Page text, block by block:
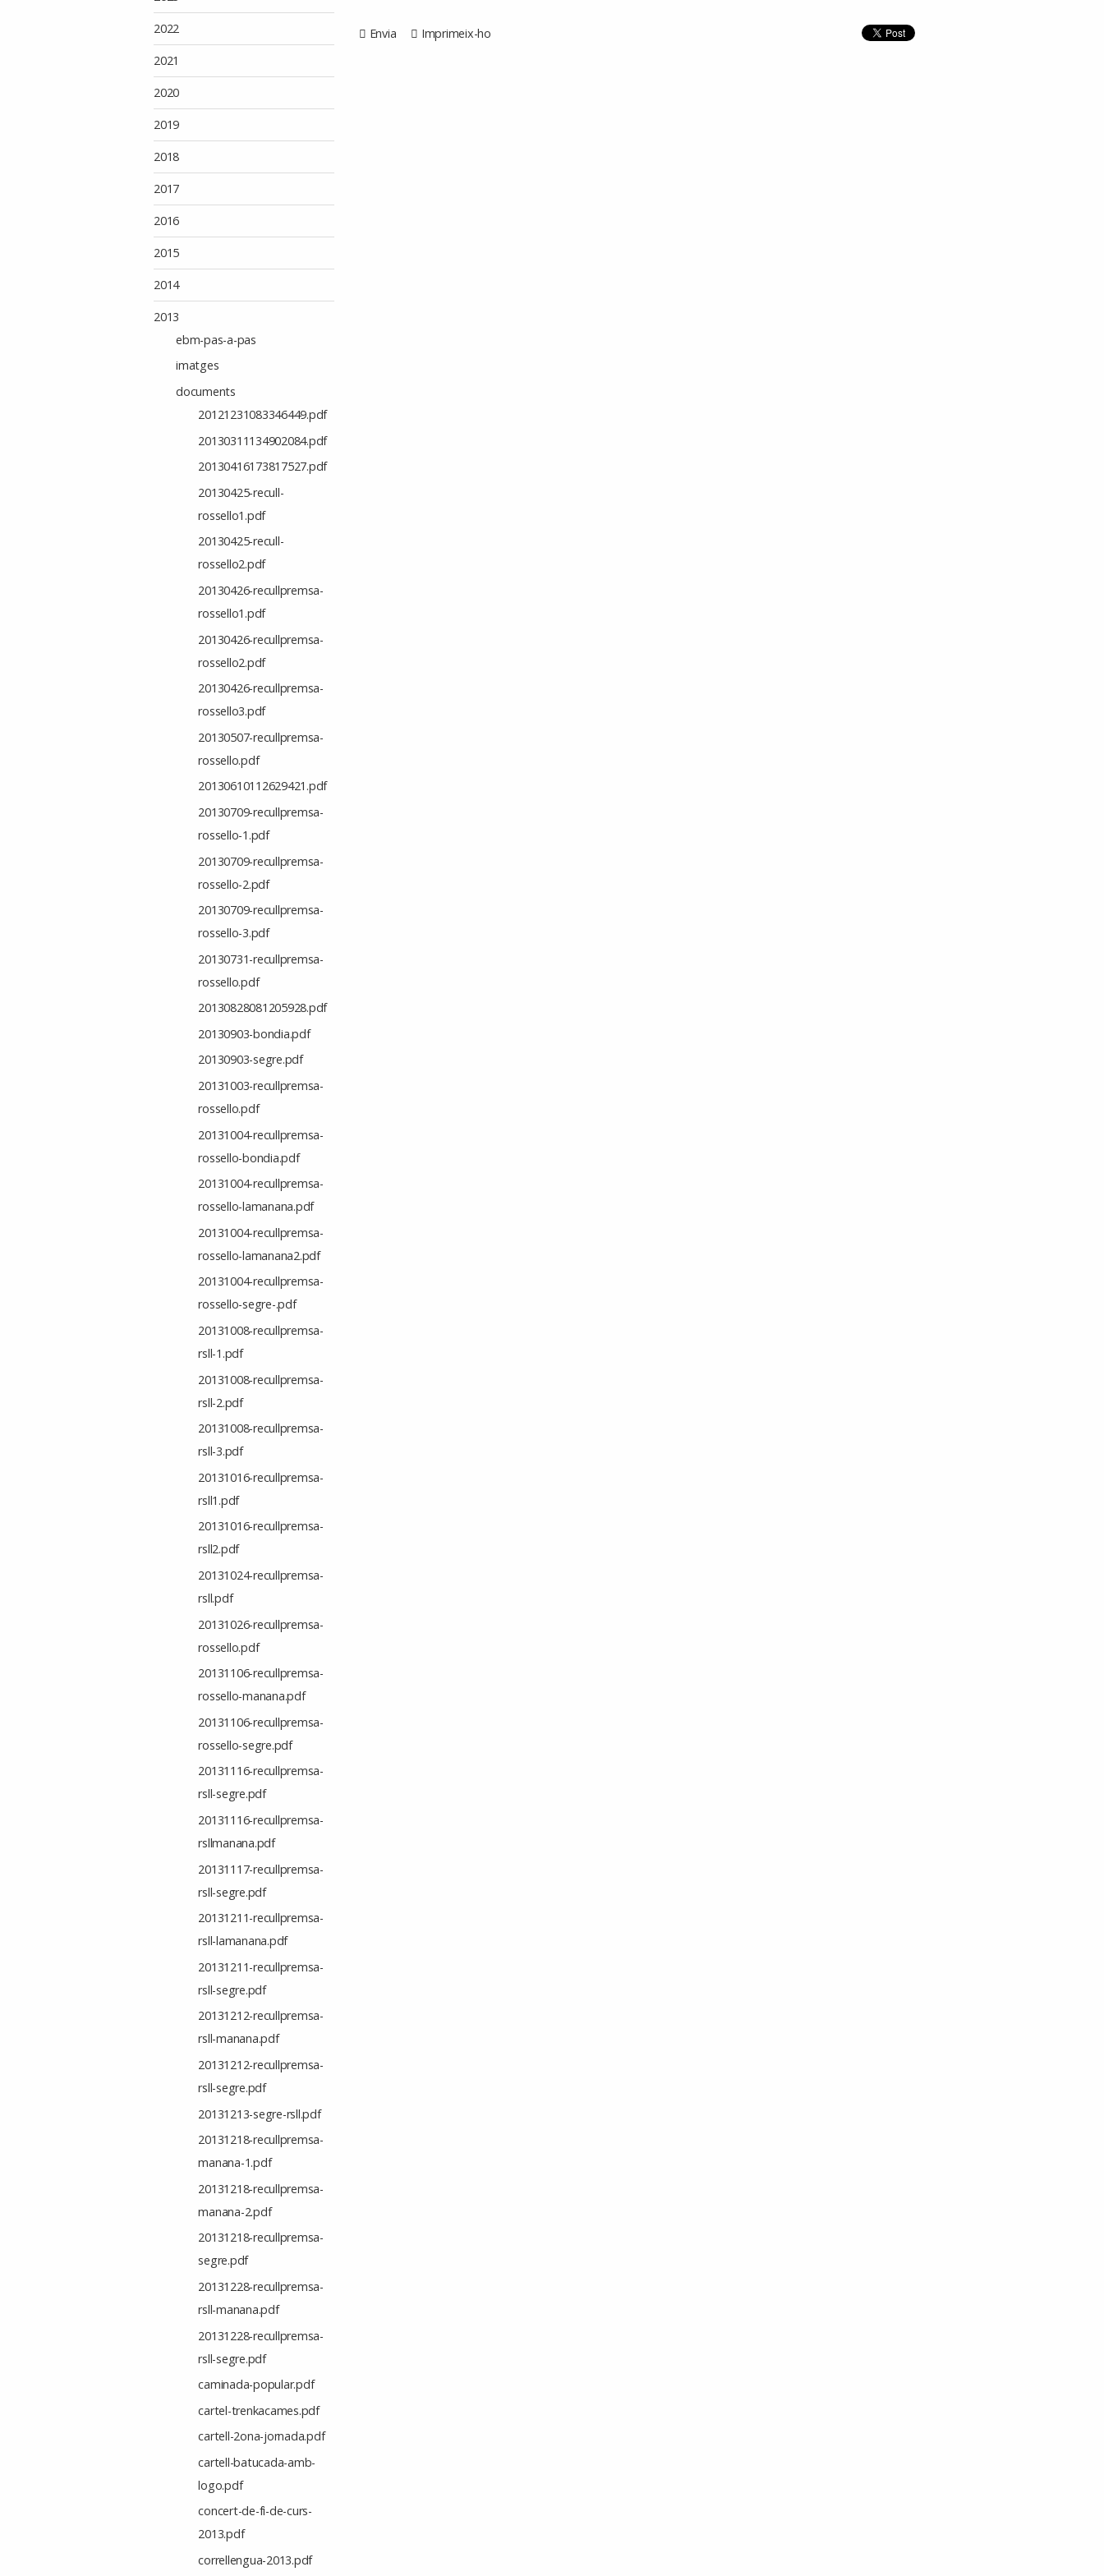
2022
2021
2020
2019
2018
2017
2016
2015
2014
2013
ebm-pas-a-pas
imatges
documents
20121231083346449.pdf
20130311134902084.pdf
20130416173817527.pdf
20130425-recull-
rossello1.pdf
20130425-recull-
rossello2.pdf
20130426-recullpremsa-
rossello1.pdf
20130426-recullpremsa-
rossello2.pdf
20130426-recullpremsa-
rossello3.pdf
20130507-recullpremsa-
rossello.pdf
20130610112629421.pdf
20130709-recullpremsa-
rossello-1.pdf
20130709-recullpremsa-
rossello-2.pdf
20130709-recullpremsa-
rossello-3.pdf
20130731-recullpremsa-
rossello.pdf
20130828081205928.pdf
20130903-bondia.pdf
20130903-segre.pdf
20131003-recullpremsa-
rossello.pdf
20131004-recullpremsa-
rossello-bondia.pdf
20131004-recullpremsa-
rossello-lamanana.pdf
20131004-recullpremsa-
rossello-lamanana2.pdf
20131004-recullpremsa-
rossello-segre-.pdf
20131008-recullpremsa-
rsll-1.pdf
20131008-recullpremsa-
rsll-2.pdf
20131008-recullpremsa-
rsll-3.pdf
20131016-recullpremsa-
rsll1.pdf
20131016-recullpremsa-
rsll2.pdf
20131024-recullpremsa-
rsll.pdf
20131026-recullpremsa-
rossello.pdf
20131106-recullpremsa-
rossello-manana.pdf
20131106-recullpremsa-
rossello-segre.pdf
20131116-recullpremsa-
rsll-segre.pdf
20131116-recullpremsa-
rsllmanana.pdf
20131117-recullpremsa-
rsll-segre.pdf
20131211-recullpremsa-
rsll-lamanana.pdf
20131211-recullpremsa-
rsll-segre.pdf
20131212-recullpremsa-
rsll-manana.pdf
20131212-recullpremsa-
rsll-segre.pdf
20131213-segre-rsll.pdf
20131218-recullpremsa-
manana-1.pdf
20131218-recullpremsa-
manana-2.pdf
20131218-recullpremsa-
segre.pdf
20131228-recullpremsa-
rsll-manana.pdf
20131228-recullpremsa-
rsll-segre.pdf
caminada-popular.pdf
cartel-trenkacames.pdf
cartell-2ona-jornada.pdf
cartell-batucada-amb-
logo.pdf
concert-de-fi-de-curs-
2013.pdf
correllengua-2013.pdf
Envia Imprimeix-ho